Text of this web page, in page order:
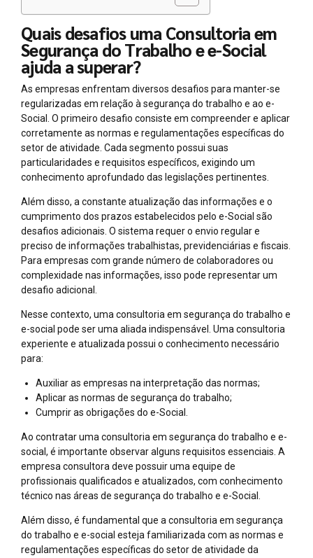
Quais desafios uma Consultoria em
Segurança do Trabalho e e-Social
ajuda a superar?
As empresas enfrentam diversos desafios para manter-se
regularizadas em relação à segurança do trabalho e ao e-
Social. O primeiro desafio consiste em compreender e aplicar
corretamente as normas e regulamentações específicas do
setor de atividade. Cada segmento possui suas
particularidades e requisitos específicos, exigindo um
conhecimento aprofundado das legislações pertinentes.
Além disso, a constante atualização das informações e o
cumprimento dos prazos estabelecidos pelo e-Social são
desafios adicionais. O sistema requer o envio regular e
preciso de informações trabalhistas, previdenciárias e fiscais.
Para empresas com grande número de colaboradores ou
complexidade nas informações, isso pode representar um
desafio adicional.
Nesse contexto, uma consultoria em segurança do trabalho e
e-social pode ser uma aliada indispensável. Uma consultoria
experiente e atualizada possui o conhecimento necessário
para:
Auxiliar as empresas na interpretação das normas;
Aplicar as normas de segurança do trabalho;
Cumprir as obrigações do e-Social.
Ao contratar uma consultoria em segurança do trabalho e e-
social, é importante observar alguns requisitos essenciais. A
empresa consultora deve possuir uma equipe de
profissionais qualificados e atualizados, com conhecimento
técnico nas áreas de segurança do trabalho e e-Social.
Além disso, é fundamental que a consultoria em segurança
do trabalho e e-social esteja familiarizada com as normas e
regulamentações específicas do setor de atividade da